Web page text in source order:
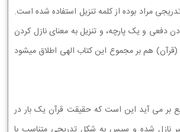
مراد بوده از کلمه تنزیل استفاده شده است.
دفعی و یک پارچه، و تنزیل به معنای نازل کردن
هم بر مجموع این کتاب الهی اطلاق میشود
بر می آید این است که حقیقت قرآن یک بار در